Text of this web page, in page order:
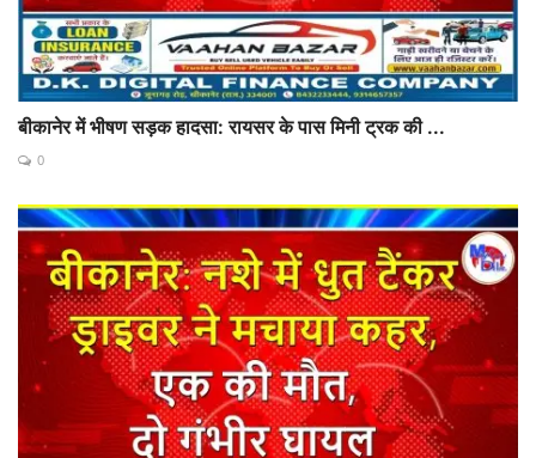
बीकानेर में भीषण सड़क हादसा: रायसर के पास मिनी ट्रक की ...
0